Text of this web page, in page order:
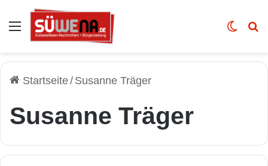
Auswahl Skin
Startseite/ Susanne Träger
Susanne Träger